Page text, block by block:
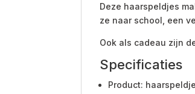
Deze haarspeldjes
ze naar school, een
Ook als cadeau zijn
Specificaties
Product: